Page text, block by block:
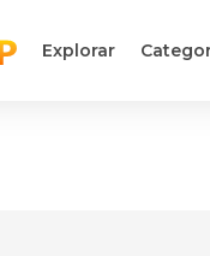
Explorar